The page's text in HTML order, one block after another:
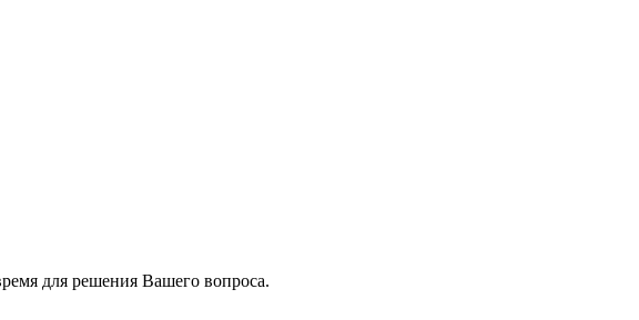
для решения Вашего вопроса.